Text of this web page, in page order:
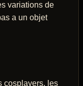
variations de
a un objet
cosplayers, les